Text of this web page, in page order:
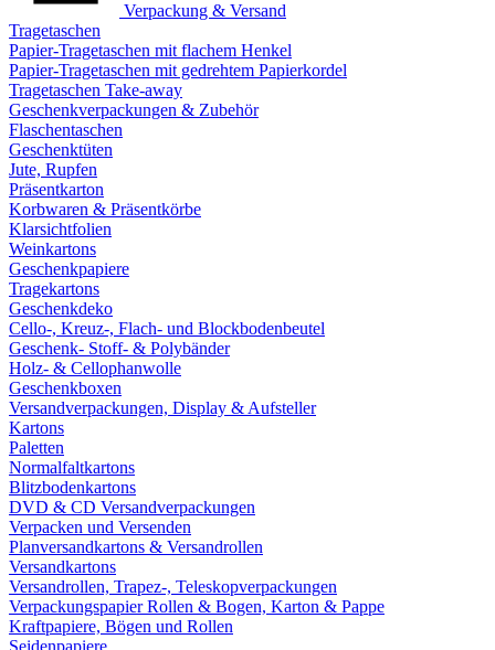
Verpackung & Versand
Tragetaschen
Papier-Tragetaschen mit flachem Henkel
Papier-Tragetaschen mit gedrehtem Papierkordel
Tragetaschen Take-away
Geschenkverpackungen & Zubehör
Flaschentaschen
Geschenktüten
Jute, Rupfen
Präsentkarton
Korbwaren & Präsentkörbe
Klarsichtfolien
Weinkartons
Geschenkpapiere
Tragekartons
Geschenkdeko
Cello-, Kreuz-, Flach- und Blockbodenbeutel
Geschenk- Stoff- & Polybänder
Holz- & Cellophanwolle
Geschenkboxen
Versandverpackungen, Display & Aufsteller
Kartons
Paletten
Normalfaltkartons
Blitzbodenkartons
DVD & CD Versandverpackungen
Verpacken und Versenden
Planversandkartons & Versandrollen
Versandkartons
Versandrollen, Trapez-, Teleskopverpackungen
Verpackungspapier Rollen & Bogen, Karton & Pappe
Kraftpapiere, Bögen und Rollen